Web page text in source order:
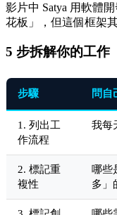
影片中 Satya 用軟體
花板」，但這個框架
5 步拆解你的工作
步驟 問自
1. 列出工
作流程
我每
2. 標記重
複性
哪些
多」